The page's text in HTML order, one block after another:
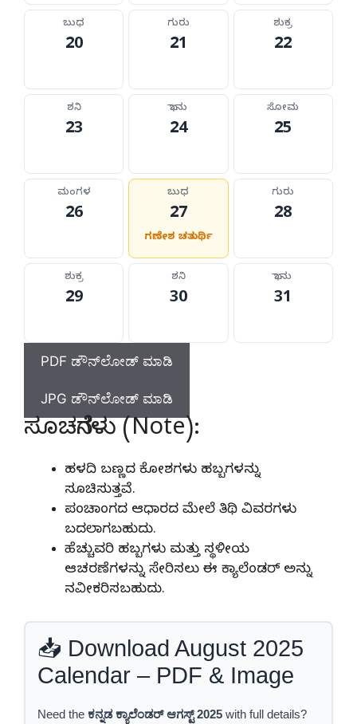
ಬುಧ
20
ಗುರು
21
ಶುಕ್ರ
22
ಶನಿ
23
ಭಾನು
24
ಸೋಮ
25
ಮಂಗಳ
26
ಬುಧ
27
ಗಣೇಶ ಚತುರ್ಥಿ
ಗುರು
28
ಶುಕ್ರ
29
ಶನಿ
30
ಭಾನು
31
PDF ಡೌನ್‌ಲೋಡ್ ಮಾಡಿ
JPG ಡೌನ್‌ಲೋಡ್ ಮಾಡಿ
ಸೂಚನೆಗಳು (Note):
ಹಳದಿ ಬಣ್ಣದ ಕೋಶಗಳು ಹಬ್ಬಗಳನ್ನು
ಸೂಚಿಸುತ್ತವೆ.
ಪಂಚಾಂಗದ ಆಧಾರದ ಮೇಲೆ ತಿಥಿ ವಿವರಗಳು
ಬದಲಾಗಬಹುದು.
ಹೆಚ್ಚುವರಿ ಹಬ್ಬಗಳು ಮತ್ತು ಸ್ಥಳೀಯ
ಆಚರಣೆಗಳನ್ನು ಸೇರಿಸಲು ಈ ಕ್ಯಾಲೆಂಡರ್ ಅನ್ನು
ನವೀಕರಿಸಬಹುದು.
📥 Download August 2025
Calendar – PDF & Image
Need the ಕನ್ನಡ ಕ್ಯಾಲೆಂಡರ್ ಆಗಸ್ಟ್ 2025 with full details?